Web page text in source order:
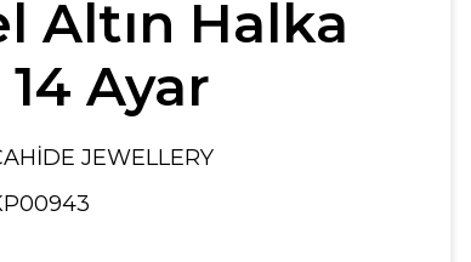
Altın Halka
Ayar
JEWELLERY